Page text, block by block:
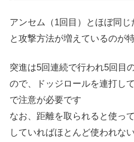
アンセム（1回目）とほぼ同
と攻撃方法が増えているのが
突進は5回連続で行われ5回目
ので、ドッジロールを連打し
で注意が必要です
なお、距離を取られると使っ
していればほとんど使われな